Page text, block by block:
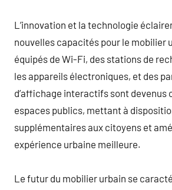
L’innovation et la technologie
nouvelles capacités pour le mobilier
équipés de Wi-Fi, des stations de
les appareils électroniques, et des
d’affichage interactifs sont devenus
espaces publics, mettant à
supplémentaires aux citoyens et
expérience urbaine meilleure.
Le futur du mobilier urbain se